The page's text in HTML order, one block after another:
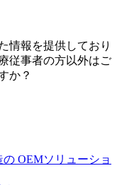
膝関節。日常の生活
めてしまった場合
ース
情報を提供しており
従事者の方以外はご
か？
OEMソリューショ